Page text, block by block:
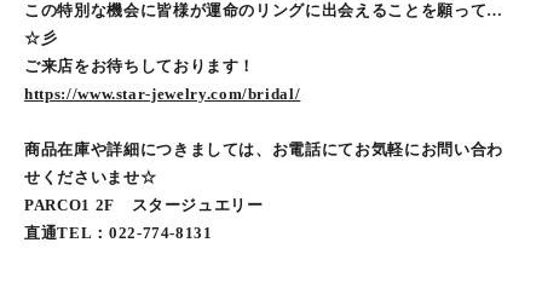
この特別な機会に皆様が運命のリングに出会えることを願って…
☆彡
ご来店をお待ちしております！
https://www.star-jewelry.com/bridal/
商品在庫や詳細につきましては、お電話にてお気軽にお問い合わ
せくださいませ☆
PARCO1 2F スタージュエリー
直通TEL：022-774-8131